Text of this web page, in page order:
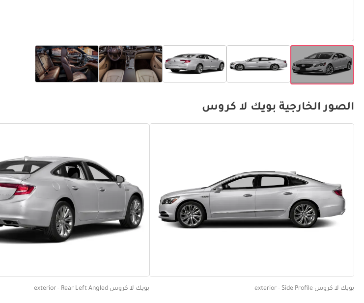
الصور الخارجية بويك لا كروس
بويك لا كروس exterior - Side Profile بويك لا كروس exterior - Rear Left Angled